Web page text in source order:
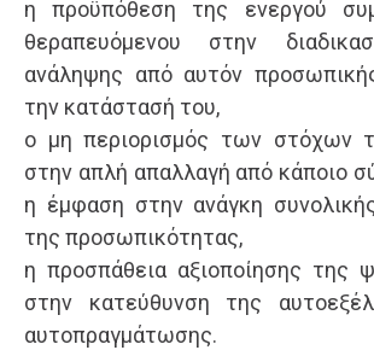
η προϋπόθεση της ενεργού
θεραπευόμενου στην
ανάληψης από αυτόν
την κατάστασή του,
ο μη περιορισμός των στόχων
στην απλή απαλλαγή από κάποιο
η έμφαση στην ανάγκη
της προσωπικότητας,
η προσπάθεια αξιοποίησης της
στην κατεύθυνση της
αυτοπραγμάτωσης.